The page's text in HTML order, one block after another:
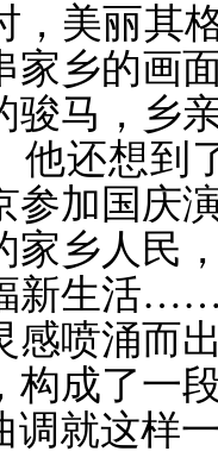
，美丽其
家乡的画
骏马，乡
他还想到
参加国庆
家乡人民
新生活
感喷涌而
构成了一
调就这样